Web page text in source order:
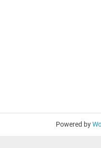
Powered by